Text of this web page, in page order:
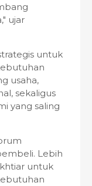
ujar
untuk
usaha,
sekaligus
yang saling
Lebih
untuk